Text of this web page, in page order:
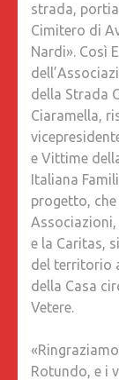
strada,
Cimitero di
Nardi». Così
della Strada
Ciaramella,
e Vittime
Italiana
progetto,
e la Caritas,
del territorio
della Casa
Vetere.
Rotundo, e i